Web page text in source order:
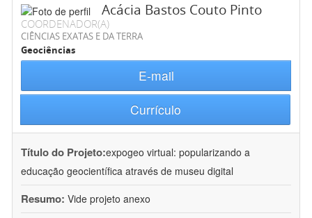
Acácia Bastos Couto Pinto
COORDENADOR(A)
CIÊNCIAS EXATAS E DA TERRA
Geociências
E-mail
Currículo
Título do Projeto:expogeo virtual: popularizando a
educação geocientífica através de museu digital
Resumo: Vide projeto anexo